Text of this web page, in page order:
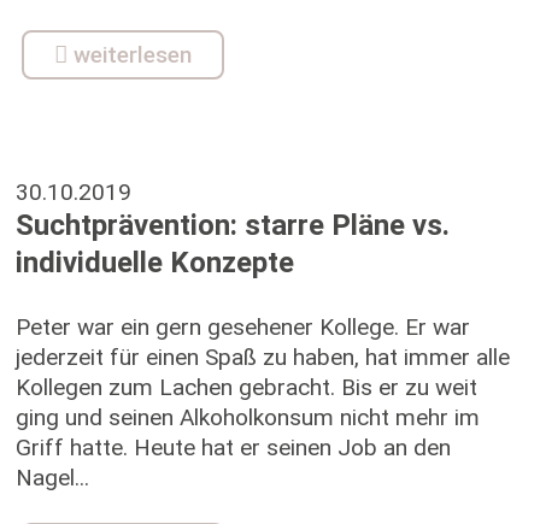
weiterlesen
30.10.2019
Suchtprävention: starre Pläne vs.
individuelle Konzepte
Peter war ein gern gesehener Kollege. Er war
jederzeit für einen Spaß zu haben, hat immer alle
Kollegen zum Lachen gebracht. Bis er zu weit
ging und seinen Alkoholkonsum nicht mehr im
Griff hatte. Heute hat er seinen Job an den
Nagel...